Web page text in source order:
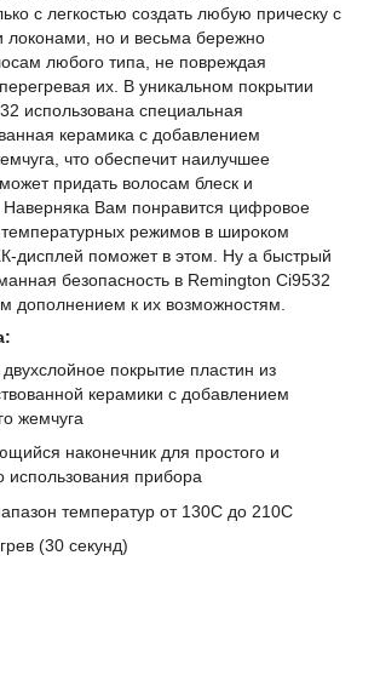
с легкостью создать любую прическу с
локонами, но и весьма бережно
любого типа, не повреждая
их. В уникальном покрытии
использована специальная
керамика с добавлением
что обеспечит наилучшее
придать волосам блеск и
Наверняка Вам понравится цифровое
температурных режимов в широком
дисплей поможет в этом. Ну а быстрый
безопасность в Remington Ci9532
дополнением к их возможностям.
покрытие пластин из
керамики с добавлением
жемчуга
наконечник для простого и
использования прибора
температур от 130С до 210С
(30 секунд)